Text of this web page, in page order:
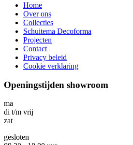
Home
Over ons
Collecties
Schuitema Decoforma
Projecten
Contact
Privacy beleid
Cookie verklaring
Openingstijden showroom
ma
di t/m vrij
zat
gesloten